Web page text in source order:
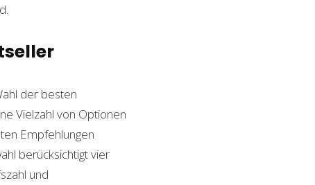
der besten
Vielzahl von Optionen
Empfehlungen
berücksichtigt vier
und